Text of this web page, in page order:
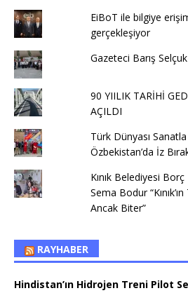
EiBoT ile bilgiye
gerçekleşiyor
Gazeteci Barış
90 YIILIK TARİHİ
AÇILDI
Türk Dünyası
Özbekistan’da İz
Kınık Belediyesi
Sema Bodur
Ancak Biter”
RAYHABER
Hindistan’ın Hidrojen Treni Pilot